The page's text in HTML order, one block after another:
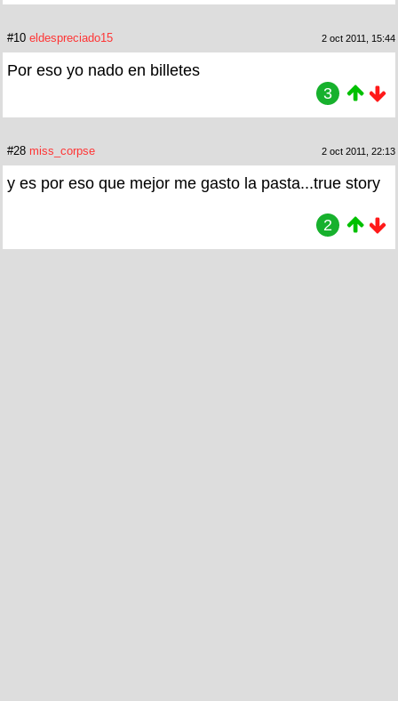
#10 eldespreciado15 2 oct 2011, 15:44
Por eso yo nado en billetes
3
#28 miss_corpse 2 oct 2011, 22:13
y es por eso que mejor me gasto la pasta...true story
2